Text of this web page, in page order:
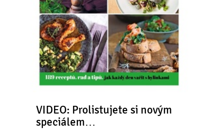
VIDEO: Prolistujete si novým
speciálem…